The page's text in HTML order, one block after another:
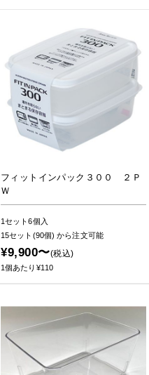
フィットインパック３００ ２Ｐ
Ｗ
1セット6個入
15セット(90個)から注文可能
¥9,900〜(税込)
1個あたり¥110